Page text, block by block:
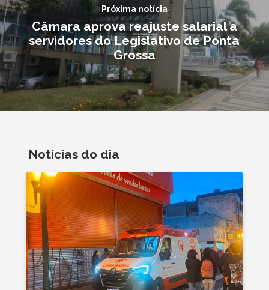
Próxima notícia
Câmara aprova reajuste salarial a
servidores do Legislativo de Ponta
Grossa
Notícias do dia